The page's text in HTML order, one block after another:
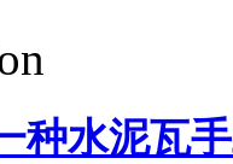
种水泥瓦